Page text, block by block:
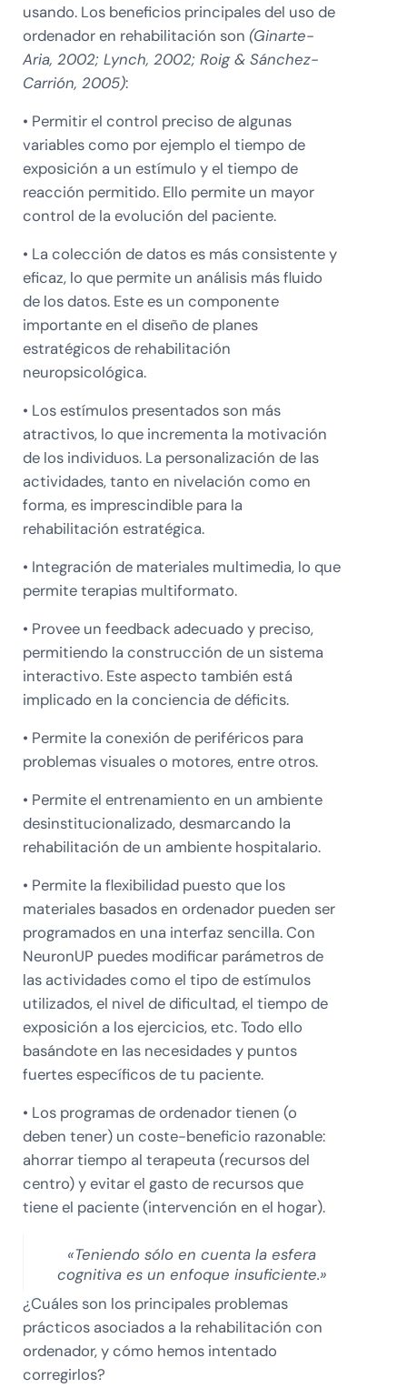
usando. Los beneficios principales del uso de
ordenador en rehabilitación son (Ginarte-
Aria, 2002; Lynch, 2002; Roig & Sánchez-
Carrión, 2005):
• Permitir el control preciso de algunas
variables como por ejemplo el tiempo de
exposición a un estímulo y el tiempo de
reacción permitido. Ello permite un mayor
control de la evolución del paciente.
• La colección de datos es más consistente y
eficaz, lo que permite un análisis más fluido
de los datos. Este es un componente
importante en el diseño de planes
estratégicos de rehabilitación
neuropsicológica.
• Los estímulos presentados son más
atractivos, lo que incrementa la motivación
de los individuos. La personalización de las
actividades, tanto en nivelación como en
forma, es imprescindible para la
rehabilitación estratégica.
• Integración de materiales multimedia, lo que
permite terapias multiformato.
• Provee un feedback adecuado y preciso,
permitiendo la construcción de un sistema
interactivo. Este aspecto también está
implicado en la conciencia de déficits.
• Permite la conexión de periféricos para
problemas visuales o motores, entre otros.
• Permite el entrenamiento en un ambiente
desinstitucionalizado, desmarcando la
rehabilitación de un ambiente hospitalario.
• Permite la flexibilidad puesto que los
materiales basados en ordenador pueden ser
programados en una interfaz sencilla. Con
NeuronUP puedes modificar parámetros de
las actividades como el tipo de estímulos
utilizados, el nivel de dificultad, el tiempo de
exposición a los ejercicios, etc. Todo ello
basándote en las necesidades y puntos
fuertes específicos de tu paciente.
• Los programas de ordenador tienen (o
deben tener) un coste-beneficio razonable:
ahorrar tiempo al terapeuta (recursos del
centro) y evitar el gasto de recursos que
tiene el paciente (intervención en el hogar).
«Teniendo sólo en cuenta la esfera
cognitiva es un enfoque insuficiente.»
¿Cuáles son los principales problemas
prácticos asociados a la rehabilitación con
ordenador, y cómo hemos intentado
corregirlos?